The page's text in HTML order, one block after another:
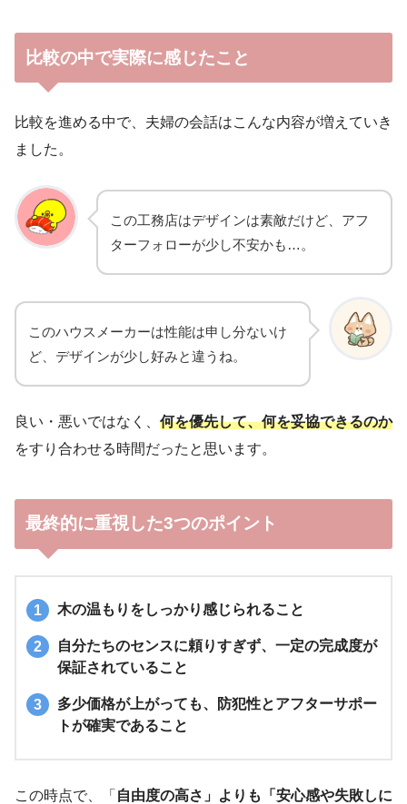
比較の中で実際に感じたこと
比較を進める中で、夫婦の会話はこんな内容が増えていき
ました。
この工務店はデザインは素敵だけど、アフ
ターフォローが少し不安かも…。
このハウスメーカーは性能は申し分ないけ
ど、デザインが少し好みと違うね。
良い・悪いではなく、 何を優先して、何を妥協できるのか
をすり合わせる時間だったと思います。
最終的に重視した3つのポイント
木の温もりをしっかり感じられること
自分たちのセンスに頼りすぎず、一定の完成度が
保証されていること
多少価格が上がっても、防犯性とアフターサポー
トが確実であること
この時点で、「 自由度の高さ」よりも「安心感や失敗しに